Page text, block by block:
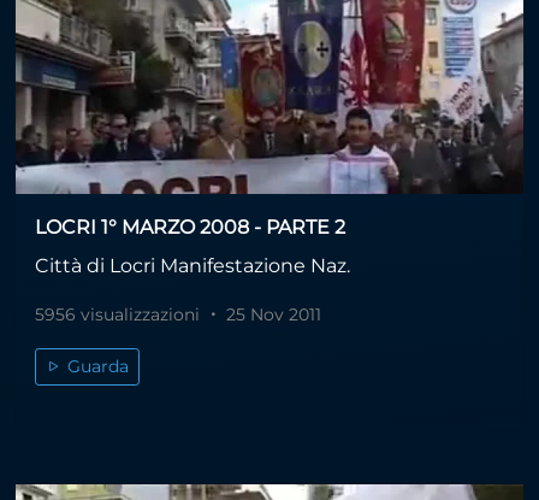
LOCRI 1° MARZO 2008 - PARTE 2
Città di Locri Manifestazione Naz.
5956 visualizzazioni 25 Nov 2011
Guarda